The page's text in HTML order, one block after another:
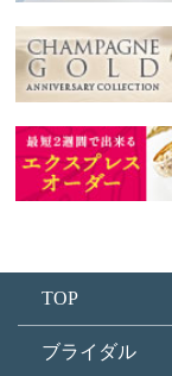
TOP
ブライダル